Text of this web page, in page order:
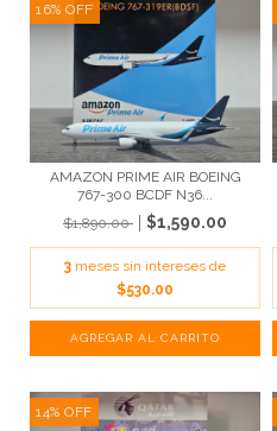
16% OFF
AMAZON PRIME AIR BOEING
767-300 BCDF N36...
$1,890.00
$1,590.00
3 meses sin intereses de
$530.00
14% OFF